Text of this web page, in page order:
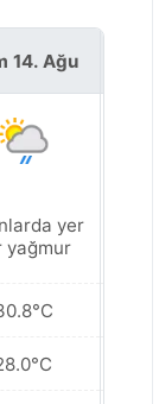
14. Ağu
yer
yağmur